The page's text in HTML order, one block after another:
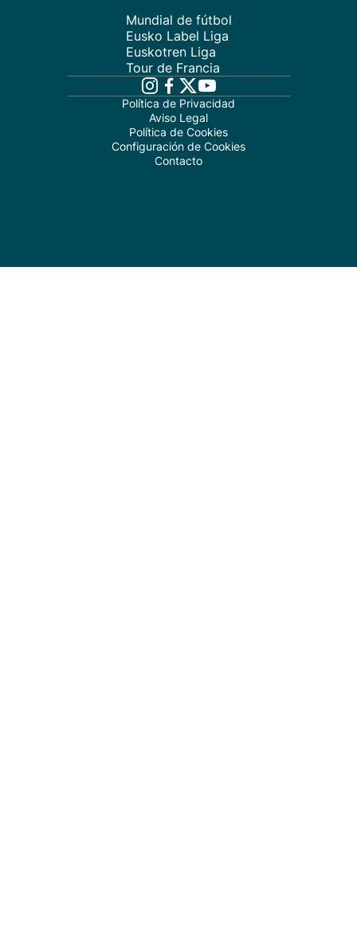
Mundial de fútbol
Eusko Label Liga
Euskotren Liga
Tour de Francia
Política de Privacidad
Aviso Legal
Política de Cookies
Configuración de Cookies
Contacto